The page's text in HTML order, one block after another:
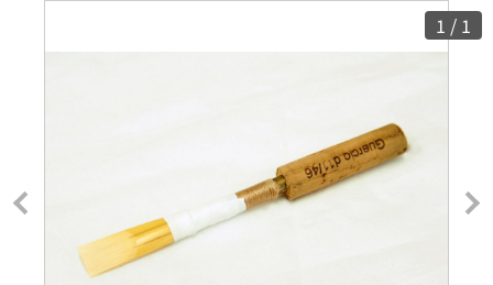
1 / 1